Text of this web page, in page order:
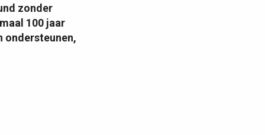
zonder
100 jaar
ondersteunen,